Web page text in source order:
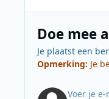
Doe mee
Je plaatst een
Opmerking: Je